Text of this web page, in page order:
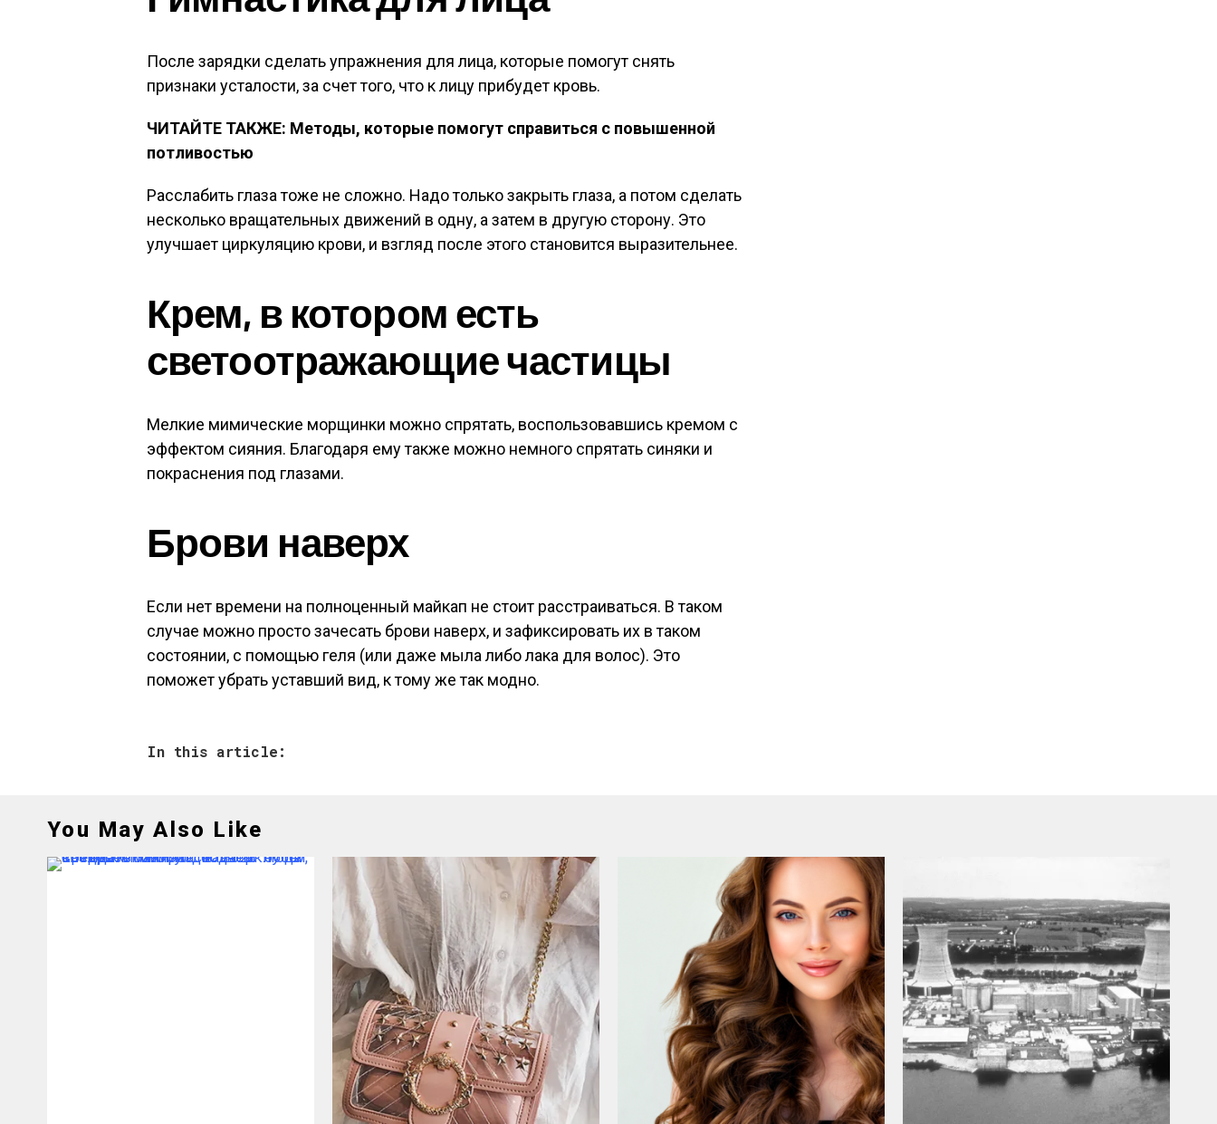
После зарядки сделать упражнения для лица, которые помогут снять
признаки усталости, за счет того, что к лицу прибудет кровь.
ЧИТАЙТЕ ТАКЖЕ: Методы, которые помогут справиться с повышенной
потливостью
Расслабить глаза тоже не сложно. Надо только закрыть глаза, а потом сделать
несколько вращательных движений в одну, а затем в другую сторону. Это
улучшает циркуляцию крови, и взгляд после этого становится выразительнее.
Крем, в котором есть
светоотражающие частицы
Мелкие мимические морщинки можно спрятать, воспользовавшись кремом с
эффектом сияния. Благодаря ему также можно немного спрятать синяки и
покраснения под глазами.
Брови наверх
Если нет времени на полноценный майкап не стоит расстраиваться. В таком
случае можно просто зачесать брови наверх, и зафиксировать их в таком
состоянии, с помощью геля (или даже мыла либо лака для волос). Это
поможет убрать уставший вид, к тому же так модно.
In this article:
You May Also Like